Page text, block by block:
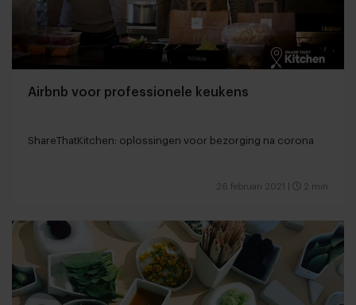
Airbnb voor professionele keukens
ShareThatKitchen: oplossingen voor bezorging na corona
26 februari 2021 2 min